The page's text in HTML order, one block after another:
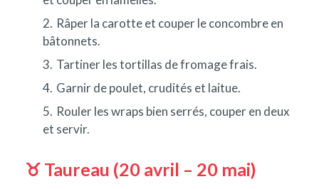
Râper la carotte et couper le concombre en
bâtonnets.
Tartiner les tortillas de fromage frais.
Garnir de poulet, crudités et laitue.
Rouler les wraps bien serrés, couper en deux
et servir.
♉ Taureau (20 avril – 20 mai)